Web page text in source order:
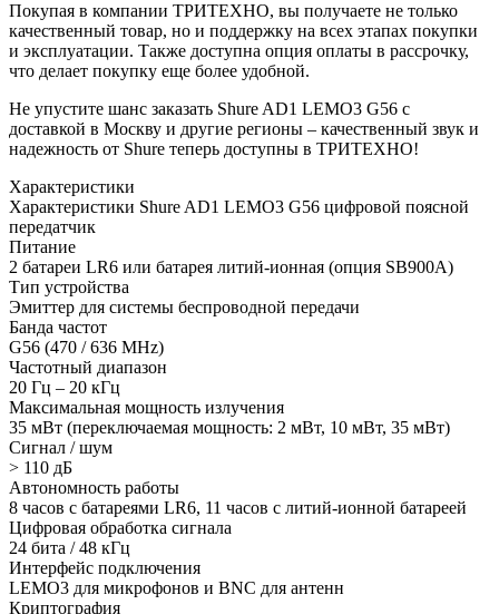
Покупая в компании ТРИТЕХНО, вы получаете не только
качественный товар, но и поддержку на всех этапах покупки
и эксплуатации. Также доступна опция оплаты в рассрочку,
что делает покупку еще более удобной.
Не упустите шанс заказать Shure AD1 LEMO3 G56 с
доставкой в Москву и другие регионы – качественный звук и
надежность от Shure теперь доступны в ТРИТЕХНО!
Характеристики
Характеристики Shure AD1 LEMO3 G56 цифровой поясной
передатчик
Питание
2 батареи LR6 или батарея литий-ионная (опция SB900A)
Тип устройства
Эмиттер для системы беспроводной передачи
Банда частот
G56 (470 / 636 MHz)
Частотный диапазон
20 Гц – 20 кГц
Максимальная мощность излучения
35 мВт (переключаемая мощность: 2 мВт, 10 мВт, 35 мВт)
Сигнал / шум
> 110 дБ
Автономность работы
8 часов с батареями LR6, 11 часов с литий-ионной батареей
Цифровая обработка сигнала
24 бита / 48 кГц
Интерфейс подключения
LEMO3 для микрофонов и BNC для антенн
Криптография